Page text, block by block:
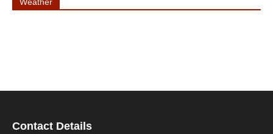
Contact Details